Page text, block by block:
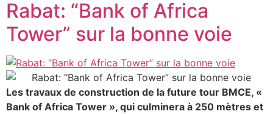
Rabat: “Bank of Africa
Tower” sur la bonne voie
Les travaux de construction de la future tour BMCE, «
Bank of Africa Tower », qui culminera à 250 mètres et